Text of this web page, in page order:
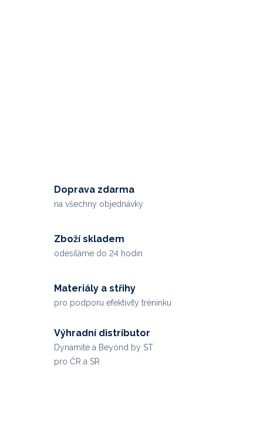
Doprava zdarma
na všechny objednávky
Zboží skladem
odesíláme do 24 hodin
Materiály a střihy
pro podporu efektivity tréninku
Výhradní distributor
Dynamite a Beyond by ST
pro ČR a SR